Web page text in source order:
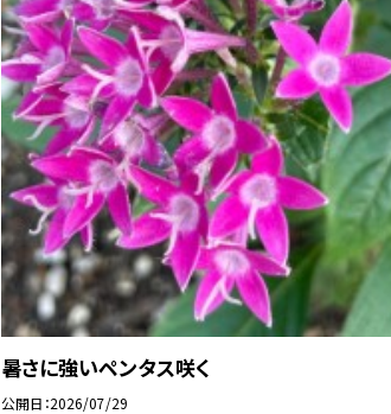
暑さに強いペンタス咲く
公開日 2026/07/29